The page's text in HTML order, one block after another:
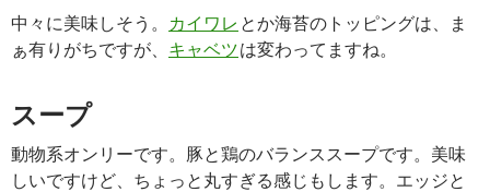
中々に美味しそう。 カイワレ とか海苔のトッピングは、ま
ぁ有りがちですが、 キャベツは変わってますね。
スープ
動物系オンリーです。豚と鶏のバランススープです。美味
しいですけど、ちょっと丸すぎる感じもします。エッジと